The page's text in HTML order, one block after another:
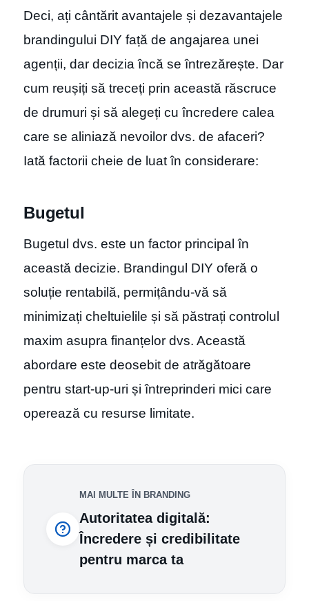
Deci, ați cântărit avantajele și dezavantajele
brandingului DIY față de angajarea unei
agenții, dar decizia încă se întrezărește. Dar
cum reușiți să treceți prin această răscruce
de drumuri și să alegeți cu încredere calea
care se aliniază nevoilor dvs. de afaceri?
Iată factorii cheie de luat în considerare:
Bugetul
Bugetul dvs. este un factor principal în
această decizie. Brandingul DIY oferă o
soluție rentabilă, permițându-vă să
minimizați cheltuielile și să păstrați controlul
maxim asupra finanțelor dvs. Această
abordare este deosebit de atrăgătoare
pentru start-up-uri și întreprinderi mici care
operează cu resurse limitate.
MAI MULTE ÎN BRANDING
Autoritatea digitală:
Încredere și credibilitate
pentru marca ta